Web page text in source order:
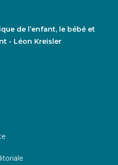
de l’enfant, le bébé et
- Léon Kreisler